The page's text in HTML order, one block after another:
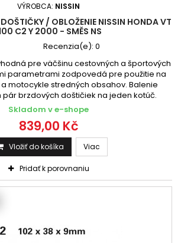
VÝROBCA: NISSIN
DOŠTIČKY / OBLOŽENIE NISSIN HONDA VT
C2 Y 2000 - SMĚS NS
Recenzia(e): 0
pre väčšinu cestovných a športových
parametrami zodpovedá pre použitie na
motocykle stredných obsahov. Balenie
brzdových doštičiek na jeden kotúč.
Skladom v e-shope
839,00 Kč
Vložiť do košíka Viac
Pridať k porovnaniu